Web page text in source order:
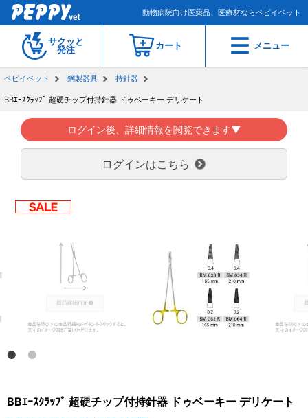
動物病院向け医薬品、医療材ならペピイベット
サクッと
発注
カート メニュー
ペピイベット 鋼製器具 持針器
BBｴｰｽｸﾗｯﾌﾟ 超硬チップ付持針器 ドゥベーキー デリケート
ログイン後、詳細情報を閲覧できます▼
ログインはこちら
BBｴｰｽｸﾗｯﾌﾟ 超硬チップ付持針器 ドゥベーキー デリケート